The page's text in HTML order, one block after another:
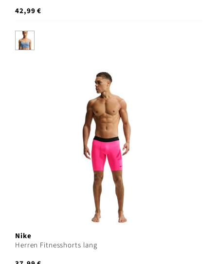
42,99 €
Nike
Herren Fitnesshorts lang